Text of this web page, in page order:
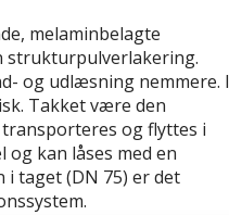
melaminbelagte
strukturpulverlakering.
og udlæsning nemmere. I
Takket være den
og flyttes i
kan låses med en
taget (DN 75) er det